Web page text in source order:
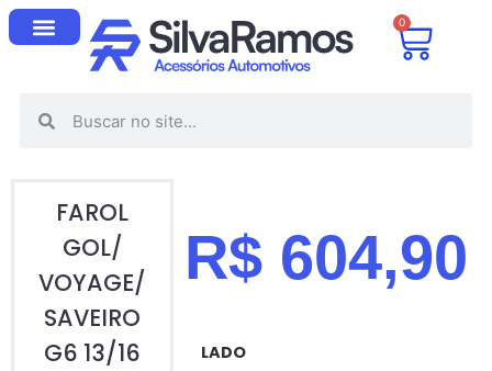
0
FAROL
GOL/
VOYAGE/
SAVEIRO
G6 13/16
R$ 604,90
LADO